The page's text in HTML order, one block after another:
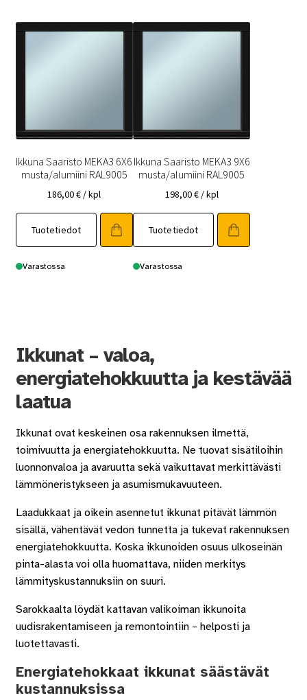
Ikkuna Saaristo MEKA3 6X6
musta/alumiini RAL9005
186,00€ / kpl
Tuotetiedot
Varastossa
Ikkuna Saaristo MEKA3 9X6
musta/alumiini RAL9005
198,00€ / kpl
Tuotetiedot
Varastossa
Ikkunat – valoa,
energiatehokkuutta ja kestävää
laatua
Ikkunat ovat keskeinen osa rakennuksen ilmettä,
toimivuutta ja energiatehokkuutta. Ne tuovat sisätiloihin
luonnonvaloa ja avaruutta sekä vaikuttavat merkittävästi
lämmöneristykseen ja asumismukavuuteen.
Laadukkaat ja oikein asennetut ikkunat pitävät lämmön
sisällä, vähentävät vedon tunnetta ja tukevat rakennuksen
energiatehokkuutta. Koska ikkunoiden osuus ulkoseinän
pinta-alasta voi olla huomattava, niiden merkitys
lämmityskustannuksiin on suuri.
Sarokkaalta löydät kattavan valikoiman ikkunoita
uudisrakentamiseen ja remontointiin – helposti ja
luotettavasti.
Energiatehokkaat ikkunat säästävät
kustannuksissa